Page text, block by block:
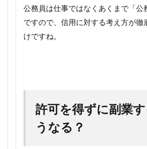
公務員は仕事ではなくあくまで「公
ですので、信用に対する考え方が徹
けですね。
許可を得ずに副業
うなる？